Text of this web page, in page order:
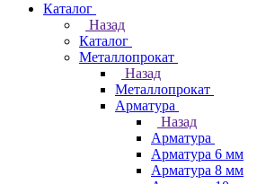
Каталог
Назад
Каталог
Металлопрокат
Назад
Металлопрокат
Арматура
Назад
Арматура
Арматура 6 мм
Арматура 8 мм